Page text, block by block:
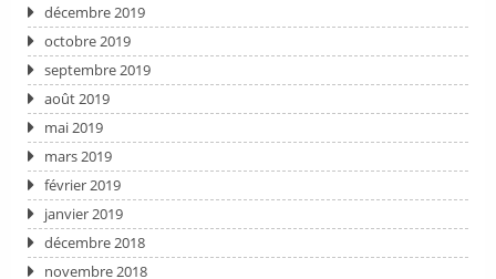
décembre 2019
octobre 2019
septembre 2019
août 2019
mai 2019
mars 2019
février 2019
janvier 2019
décembre 2018
novembre 2018